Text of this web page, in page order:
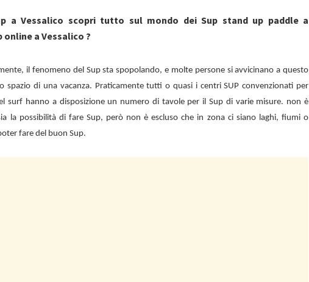
a Vessalico scopri tutto sul mondo dei Sup stand up paddle a
online a Vessalico ?
il fenomeno del Sup sta spopolando, e molte persone si avvicinano a questo
spazio di una vacanza. Praticamente tutti o quasi i centri SUP convenzionati per
surf hanno a disposizione un numero di tavole per il Sup di varie misure. non è
la possibilità di fare Sup, però non è escluso che in zona ci siano laghi, fiumi o
fare del buon Sup.